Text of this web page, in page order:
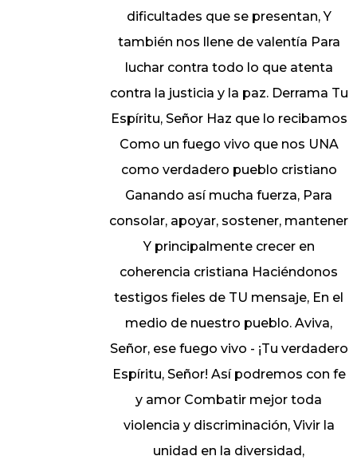
dificultades que se presentan, Y
también nos llene de valentía Para
luchar contra todo lo que atenta
contra la justicia y la paz. Derrama Tu
Espíritu, Señor Haz que lo recibamos
Como un fuego vivo que nos UNA
como verdadero pueblo cristiano
Ganando así mucha fuerza, Para
consolar, apoyar, sostener, mantener
Y principalmente crecer en
coherencia cristiana Haciéndonos
testigos fieles de TU mensaje, En el
medio de nuestro pueblo. Aviva,
Señor, ese fuego vivo - ¡Tu verdadero
Espíritu, Señor! Así podremos con fe
y amor Combatir mejor toda
violencia y discriminación, Vivir la
unidad en la diversidad,